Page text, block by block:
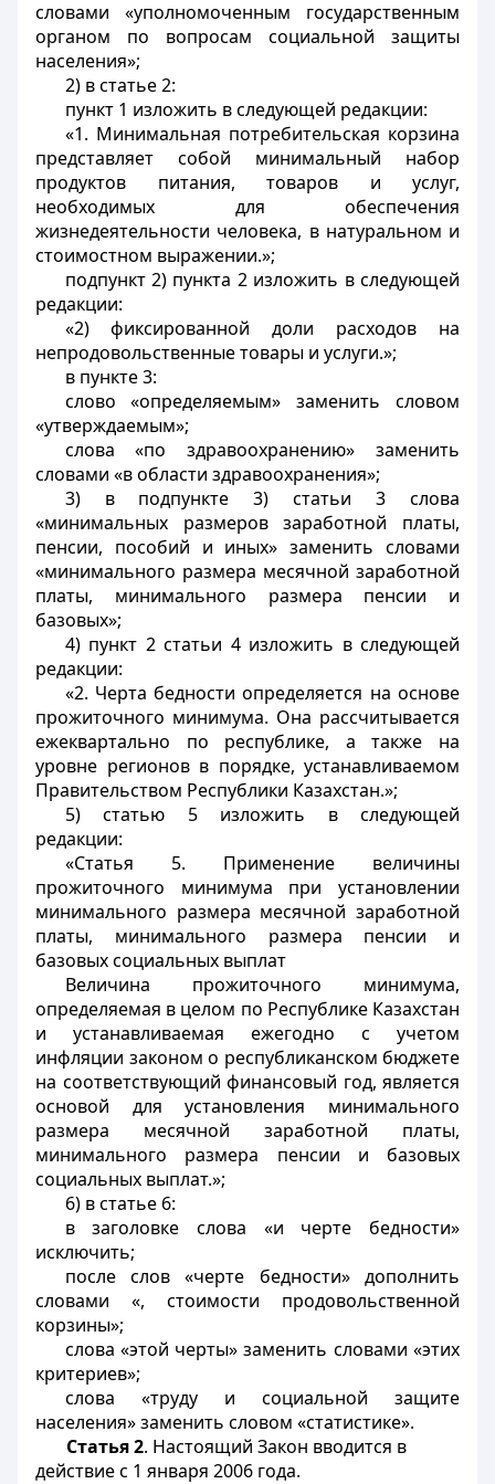
словами «уполномоченным государственным
органом по вопросам социальной защиты
населения»;
2) в статье 2:
пункт 1 изложить в следующей редакции:
«1. Минимальная потребительская корзина
представляет собой минимальный набор
продуктов питания, товаров и услуг,
необходимых для обеспечения
жизнедеятельности человека, в натуральном и
стоимостном выражении.»;
подпункт 2) пункта 2 изложить в следующей
редакции:
«2) фиксированной доли расходов на
непродовольственные товары и услуги.»;
в пункте 3:
слово «определяемым» заменить словом
«утверждаемым»;
слова «по здравоохранению» заменить
словами «в области здравоохранения»;
3) в подпункте 3) статьи 3 слова
«минимальных размеров заработной платы,
пенсии, пособий и иных» заменить словами
«минимального размера месячной заработной
платы, минимального размера пенсии и
базовых»;
4) пункт 2 статьи 4 изложить в следующей
редакции:
«2. Черта бедности определяется на основе
прожиточного минимума. Она рассчитывается
ежеквартально по республике, а также на
уровне регионов в порядке, устанавливаемом
Правительством Республики Казахстан.»;
5) статью 5 изложить в следующей
редакции:
«Статья 5. Применение величины
прожиточного минимума при установлении
минимального размера месячной заработной
платы, минимального размера пенсии и
базовых социальных выплат
Величина прожиточного минимума,
определяемая в целом по Республике Казахстан
и устанавливаемая ежегодно с учетом
инфляции законом о республиканском бюджете
на соответствующий финансовый год, является
основой для установления минимального
размера месячной заработной платы,
минимального размера пенсии и базовых
социальных выплат.»;
6) в статье 6:
в заголовке слова «и черте бедности»
исключить;
после слов «черте бедности» дополнить
словами «, стоимости продовольственной
корзины»;
слова «этой черты» заменить словами «этих
критериев»;
слова «труду и социальной защите
населения» заменить словом «статистике».
Статья 2. Настоящий Закон вводится в
действие с 1 января 2006 года.